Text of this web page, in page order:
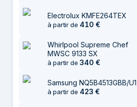
Electrolux KMFE264TEX
à partir de 410 €
Whirlpool Supreme Chef
MWSC 9133 SX
à partir de 340 €
Samsung NQ5B4513GBB/U1
à partir de 423 €